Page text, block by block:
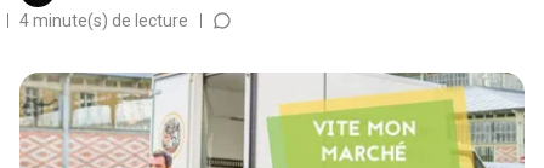
4 minute(s) de lecture